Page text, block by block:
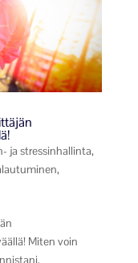
ja stressinhallinta,
,
Miten voin